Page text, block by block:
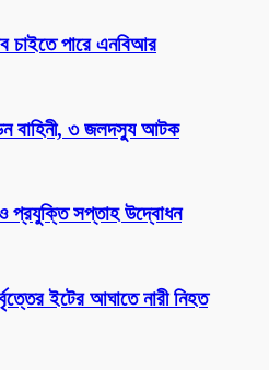
চাইতে পারে এনবিআর
বাহিনী, ৩ জলদস্যু আটক
ও প্রযুক্তি সপ্তাহ উদ্বোধন
ইটের আঘাতে নারী নিহত